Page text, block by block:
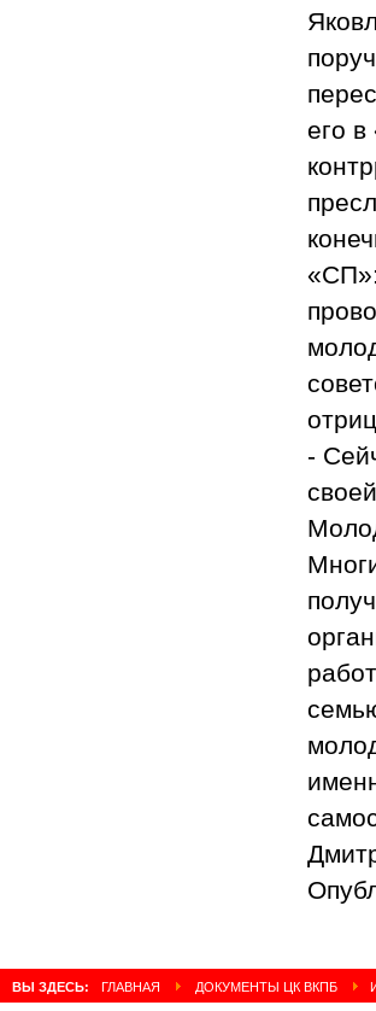
его
-
ВЫ ЗДЕСЬ: ГЛАВНАЯ ДОКУМЕНТЫ ЦК ВКПБ